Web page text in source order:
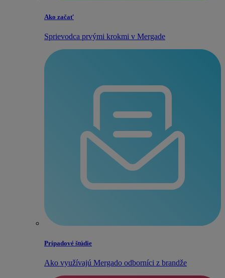
Ako začať
Sprievodca prvými krokmi v Mergade
Prípadové štúdie
Ako využívajú Mergado odborníci z brandže